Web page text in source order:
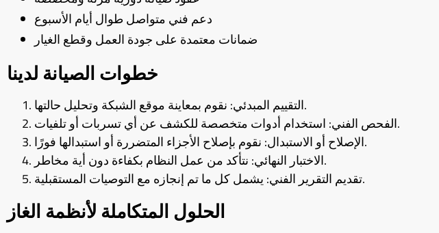
دعم فني متواصل طوال أيام الأسبوع
ضمانات معتمدة على جودة العمل وقطع الغيار
خطوات الصيانة لدينا
التقييم المبدئي: نقوم بمعاينة موقع الشبكة وتحليل حالتها.
الفحص الفني: استخدام أدوات متخصصة للكشف عن أي تسربات أو تلفيات.
الإصلاح أو الاستبدال: نقوم بإصلاح الأجزاء المتضررة أو استبدالها فورًا.
الاختبار النهائي: نتأكد من عمل النظام بكفاءة دون أية مخاطر.
تقديم التقرير الفني: يشمل كل ما تم إنجازه مع التوصيات المستقبلية.
الحلول المتكاملة لأنظمة الغاز